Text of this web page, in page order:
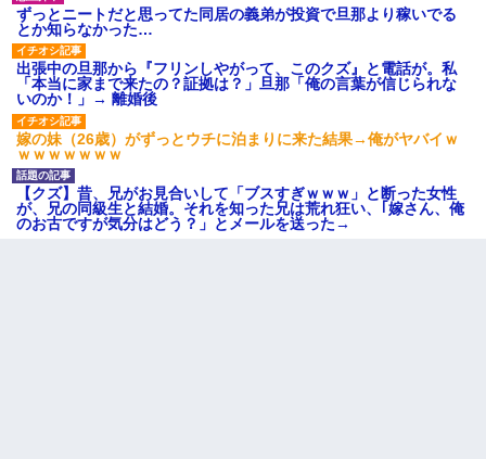
ずっとニートだと思ってた同居の義弟が投資で旦那より稼いでる
とか知らなかった…
出張中の旦那から『フリンしやがって、このクズ』と電話が。私
「本当に家まで来たの？証拠は？」旦那「俺の言葉が信じられな
いのか！」→ 離婚後
嫁の妹（26歳）がずっとウチに泊まりに来た結果→俺がヤバイｗ
ｗｗｗｗｗｗｗ
【クズ】昔、兄がお見合いして「ブスすぎｗｗｗ」と断った女性
が、兄の同級生と結婚。それを知った兄は荒れ狂い、｢嫁さん、俺
のお古ですが気分はどう？」とメールを送った→